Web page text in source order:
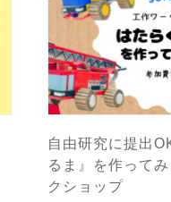
自由研究に提出
るま』を作って
クショップ